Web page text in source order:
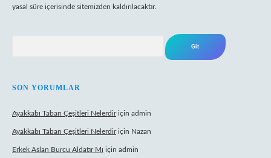
yasal süre içerisinde sitemizden kaldırılacaktır.
SON YORUMLAR
Ayakkabı Taban Çeşitleri Nelerdiriçin admin
Ayakkabı Taban Çeşitleri Nelerdiriçin Nazan
Erkek Aslan Burcu Aldatır Mı için admin